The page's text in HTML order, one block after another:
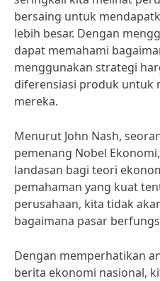
bersaing untuk
lebih besar. Dengan
dapat memahami
menggunakan strategi
diferensiasi produk untuk
mereka.
Menurut John Nash,
pemenang Nobel
landasan bagi teori
pemahaman yang kuat
perusahaan, kita tidak
bagaimana pasar
Dengan memperhatikan
berita ekonomi nasional,